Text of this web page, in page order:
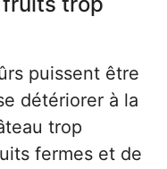
puissent être
détériorer à la
trop
fermes et de